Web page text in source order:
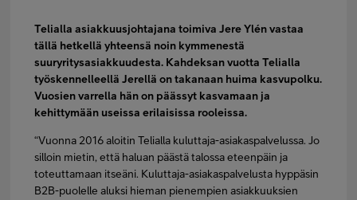
Telialla asiakkuusjohtajana toimiva Jere Ylén vastaa
tällä hetkellä yhteensä noin kymmenestä
suuryritysasiakkuudesta. Kahdeksan vuotta Telialla
työskennelleellä Jerellä on takanaan huima kasvupolku.
Vuosien varrella hän on päässyt kasvamaan ja
kehittymään useissa erilaisissa rooleissa.
“Vuonna 2016 aloitin Telialla kuluttaja-asiakaspalvelussa. Jo
silloin mietin, että haluan päästä talossa eteenpäin ja
toteuttamaan itseäni. Kuluttaja-asiakaspalvelusta hyppäsin
B2B-puolelle aluksi hieman pienempien asiakkuuksien